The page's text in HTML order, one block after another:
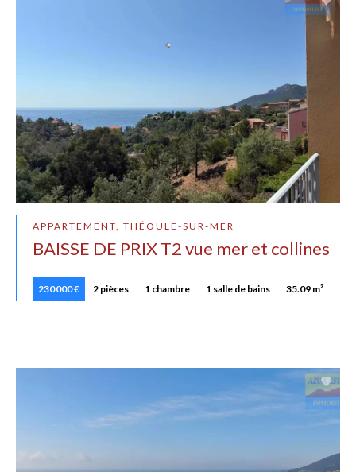
APPARTEMENT, THÉOULE-SUR-MER
BAISSE DE PRIX T2 vue mer et collines
230 000 € 2 pièces 1 chambre 1 salle de bains 35.09 m²